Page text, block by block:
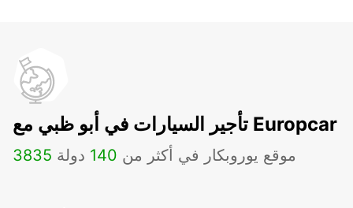
تأجير السيارات في أبو ظبي مع Europcar
3835 موقع يوروبكار في أكثر من 140 دولة